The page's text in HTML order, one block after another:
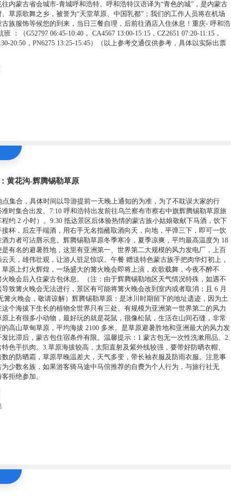
内蒙古省会城市-青城呼和浩特。呼和浩特汉语译为“青色的城”，是内蒙古
、草原歌舞之乡，被誉为“天堂草原、中国乳都”；我们的工作人员将在机场
古族服饰等候您的到来，当日三餐自理，后前往酒店入住休息！重庆- 呼和浩
：（G52797 06:45-10:40， CA4567 13:00-15:15，CZ2651 07:20-11:15，
20:50，PN6275 13:25-15:45）（以上参考交通仅供参考，具体以实际出票
黄花沟-辉腾锡勒草原
点集合，具体时间以导游提前一天晚上通知的为准，为了不耽误大家的行
时集合出发。7:10 呼和浩特出发前往乌兰察布市察右中旗辉腾锡勒草原旅
约 2 小时）。9:30 抵达景区后体验热情的蒙古族小姑娘敬献下马酒，饮下
接杯，后左手端酒，用右手无名指蘸取酒向天，向地，平弹三下，即可一饮
酒力者可沾唇示意。辉腾锡勒草原冬季寒冷，夏季凉爽，平均最高温度为 18
是有名的避暑胜地，这里有亚洲第一、世界第二大规模的风力发电厂，上百
云天，雄伟壮观，让游人驻足惊叹。午餐 赠送特色蒙古族手把肉华灯初上，
草原上灯火辉煌，一场盛大的篝火晚会即将上演，欢歌载舞，今夜不醉不
火晚会后入住蒙古包休息。（注：由于辉腾锡勒地区天气情况特殊，如遇不
致篝火晚会无法进行，景区有可能将篝火晚会改到室内或者取消；且 6 月
篝火晚会，敬请谅解）辉腾锡勒草原：是冰川时期留下的地址遗迹，因为土
这个海拔下生长的植物全世界只有三处。有规模为亚洲第一世界第二的风力
上有很多小动物，最好玩的就是花鼠，很像松鼠，生活在山间石缝，非常
高山草甸草原，平均海拔 2100 多米。是草原避暑胜地和亚洲最大的风力发
发比滞后，蒙古包住宿条件有限。温馨提示：1.蒙古包无一次性洗漱用品。2.
色手扒肉。3.草原海拔较高，太阳直射及紫外线较强，要带好防晒衣帽、
数的防晒霜，草原早晚温差大，天气多变，带长袖衣服及防雨衣服。注意事
为少数名族，如果游客骑马途中马倌推荐的自费为个人行为，与旅行社无
拒绝参加。